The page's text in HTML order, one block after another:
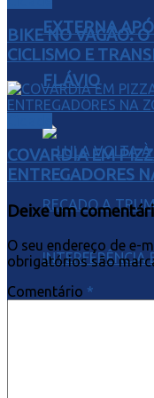
EXTERNA
FLÁVIO
REFORÇA
BIKE NO VAGÃO:
CICLISMO E
COVARDIA EM
ENTREGADORES
Deixe um
O seu endereço de e-
obrigatórios são
Comentário *